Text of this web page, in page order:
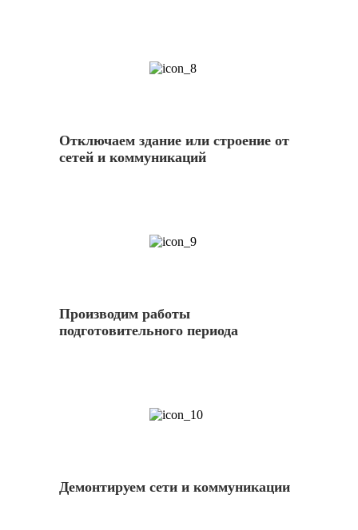
Отключаем здание или строение от
сетей и коммуникаций
Производим работы
подготовительного периода
Демонтируем сети и коммуникации